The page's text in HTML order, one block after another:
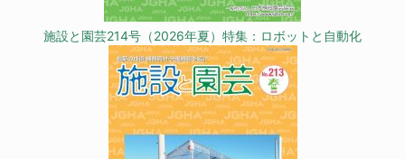
施設と園芸214号（2026年夏）特集：ロボットと自動化